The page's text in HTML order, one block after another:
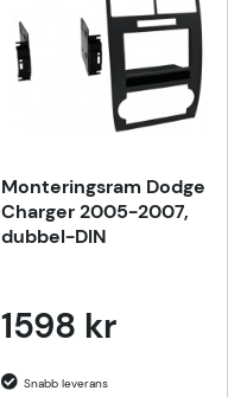
Monteringsram Dodge
Charger 2005-2007,
dubbel-DIN
1598 kr